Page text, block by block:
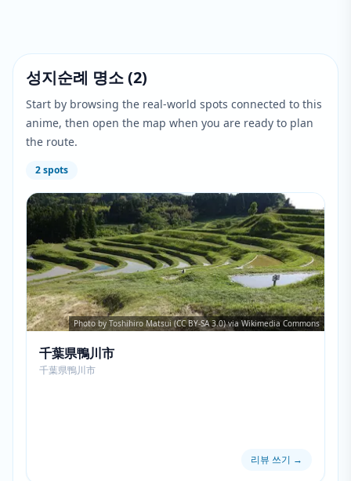
성지순례 명소(2)
Start by browsing the real-world spots connected to this
anime, then open the map when you are ready to plan
the route.
2spots
Photo by Toshihiro Matsui (CC BY-SA 3.0) via Wikimedia Commons
千葉県鴨川市
千葉県鴨川市
리뷰 쓰기 →